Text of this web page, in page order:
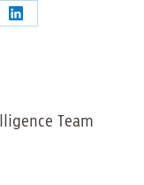
Share
Team